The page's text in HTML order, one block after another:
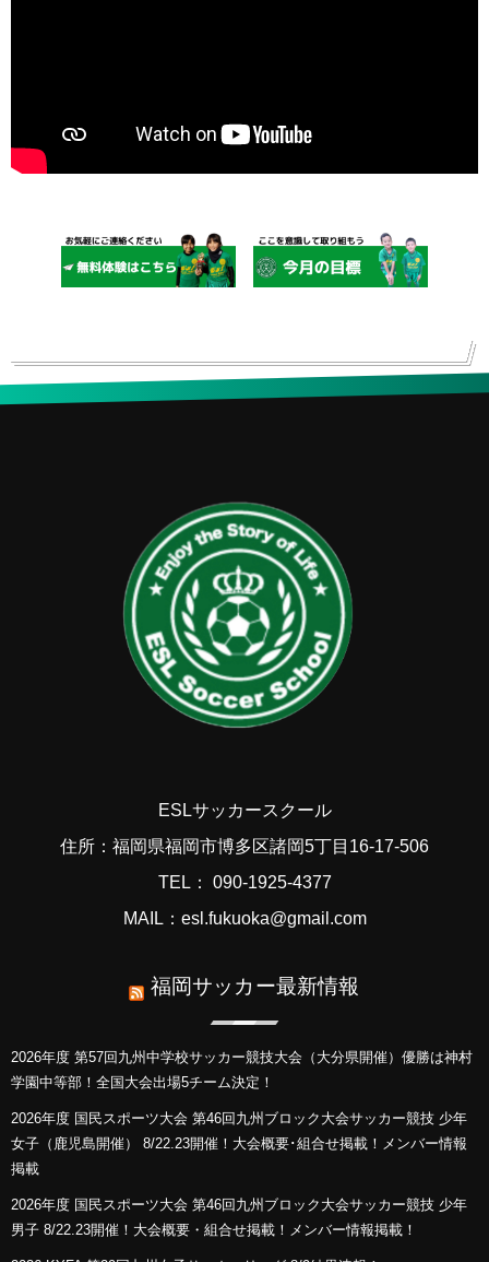
ESLサッカースクール
住所：福岡県福岡市博多区諸岡5丁目16-17-506
TEL： 090-1925-4377
MAIL：esl.fukuoka@gmail.com
福岡サッカー最新情報
2026年度 第57回九州中学校サッカー競技大会（大分県開催）優勝は神村
学園中等部！全国大会出場5チーム決定！
2026年度 国民スポーツ大会 第46回九州ブロック大会サッカー競技 少年
女子（鹿児島開催） 8/22.23開催！大会概要･組合せ掲載！メンバー情報
掲載
2026年度 国民スポーツ大会 第46回九州ブロック大会サッカー競技 少年
男子 8/22.23開催！大会概要・組合せ掲載！メンバー情報掲載！